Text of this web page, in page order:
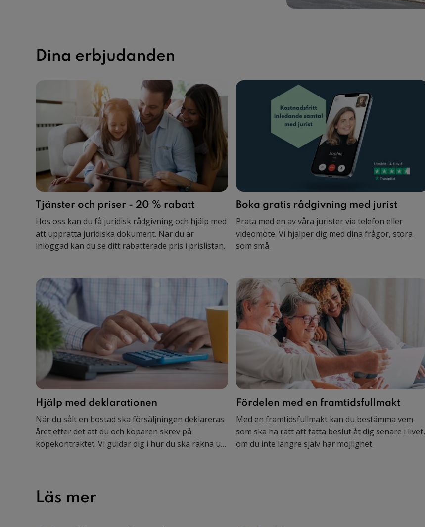
Dina erbjudanden
Tjänster och priser - 20 % rabatt
Hos oss kan du få juridisk rådgivning och hjälp med
att upprätta juridiska dokument. När du är
inloggad kan du se ditt rabatterade pris i prislistan.
Boka gratis rådgivning med jurist
Prata med en av våra jurister via telefon eller
videomöte. Vi hjälper dig med dina frågor, stora
som små.
Hjälp med deklarationen
När du sålt en bostad ska försäljningen deklareras
året efter det att du och köparen skrev på
köpekontraktet. Vi guidar dig i hur du ska räkna ut
Fördelen med en framtidsfullmakt
Med en framtidsfullmakt kan du bestämma vem
som ska ha rätt att fatta beslut åt dig senare i livet,
om du inte längre själv har möjlighet.
Läs mer